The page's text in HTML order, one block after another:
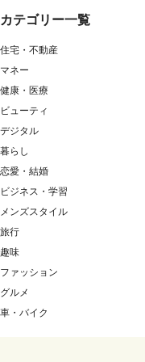
カテゴリー一覧
住宅・不動産
マネー
健康・医療
ビューティ
デジタル
暮らし
恋愛・結婚
ビジネス・学習
メンズスタイル
旅行
趣味
ファッション
グルメ
車・バイク